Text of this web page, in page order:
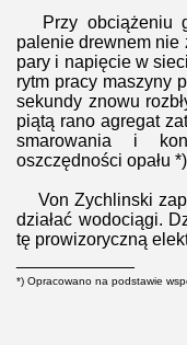
Przy obciążeniu
palenie drewnem nie
pary i napięcie w
rytm pracy maszyny
sekundy znowu
piątą rano agregat
smarowania i
oszczędności opału
Von Zychlinski
działać wodociągi.
tę prowizoryczną
*) Opracowano na podstawie